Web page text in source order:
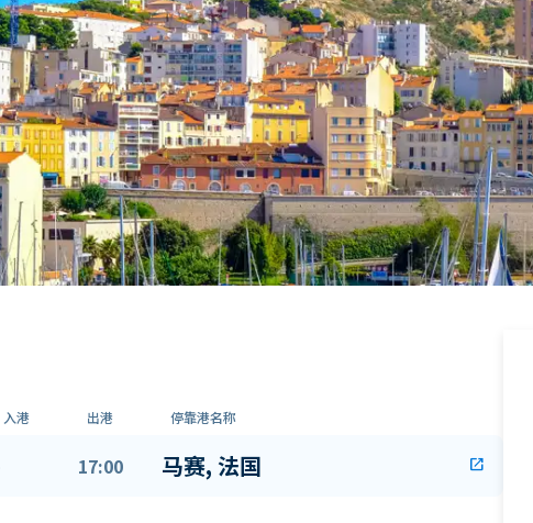
入港 出港 停靠港名称
17:00 马赛, 法国 open_in_new